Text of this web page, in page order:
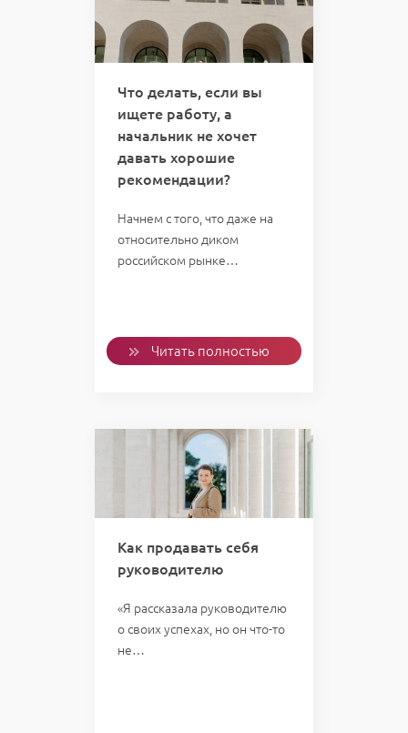
Что делать, если вы
ищете работу, а
начальник не хочет
давать хорошие
рекомендации?
Начнем с того, что даже на
относительно диком
российском рынке…
Читать полностью
Как продавать себя
руководителю
«Я рассказала руководителю
о своих успехах, но он что-то
не…